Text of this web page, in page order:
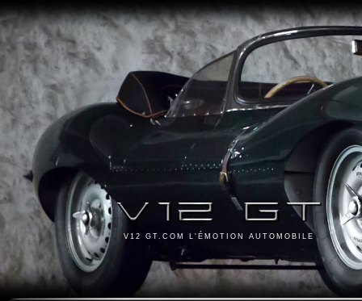
V12 GT.COM L'ÉMOTION AUTOMOBILE